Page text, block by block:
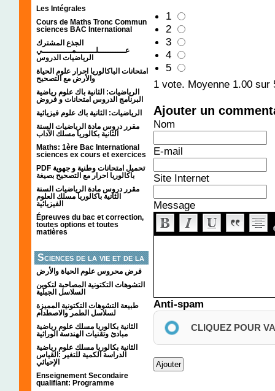
Les Intégrales
Cours de Maths Tronc Commun
sciences BAC International
الجذع المشترك
عـــــــــــلــــــــمــــــــــــي
الرياضيات الدروس
امتحانات الباكالوريا احرار علوم الحياة
والأرض مع التصحيح
الرياضيات: الثانية باك علوم رياضية
البرنامج الدروس امتحانات و فروض
الرياضيات: الثانية باك علوم فيزيائية
مقرر دروس مادة الرياضيات السنة
الثانية بكالوريا مسلك الآداب
Maths: 1ère Bac International
sciences ex cours et exercices
PDF تحميل امتحانات وطنية و جهوية
باكالوريا احرار مع التصحيح بصيغة
مقرر دروس مادة الرياضيات السنة
الثانية باكالوريا مسلك العلوم
الفيزيائية
Épreuves du bac et correction,
toutes options et toutes
matières
Sciences de la vie et de la
terre
فرض محروس علوم الحياة والأرض
التشوهات التكتونیة المصاحبة لتكوین
السلاسل الجبلیة
طبيعة التشوهات التكتونية المميزة
لسلاسل الطمر والاصطدام
الثانية بكالوريا مسلك علوم رياضية
مبادئ وتقنيات الهندسة الوراثية
الثانية بكالوريا مسلك علوم رياضية
الدراسة الكمية للتغير :القياس
الإحيائي
Enseignement Secondaire
qualifiant: Programme
1
2
3
4
5
1 vote. Moyenne 1.00 sur
Ajouter un
Nom
E-mail
Site Internet
Message
Anti-spam
CLIQUEZ POUR